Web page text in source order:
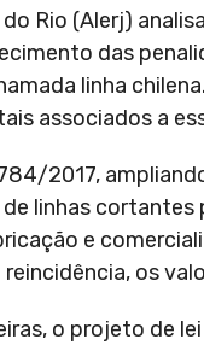
Rio (Alerj)
das
linha
associados a
2017,
linhas cortantes
e
os
o projeto de